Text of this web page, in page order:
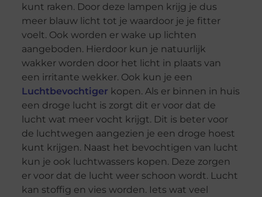
kunt raken. Door deze lampen krijg je dus
meer blauw licht tot je waardoor je je fitter
voelt. Ook worden er wake up lichten
aangeboden. Hierdoor kun je natuurlijk
wakker worden door het licht in plaats van
een irritante wekker. Ook kun je een
Luchtbevochtiger kopen. Als er binnen in huis
een droge lucht is zorgt dit er voor dat de
lucht wat meer vocht krijgt. Dit is beter voor
de luchtwegen aangezien je een droge hoest
kunt krijgen. Naast het bevochtigen van lucht
kun je ook luchtwassers kopen. Deze zorgen
er voor dat de lucht weer schoon wordt. Lucht
kan stoffig en vies worden. Iets wat veel